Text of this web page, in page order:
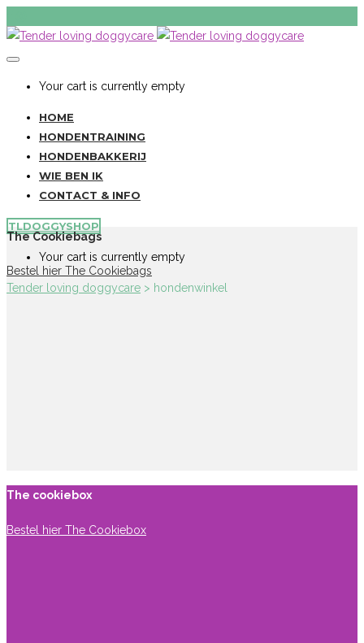
Your cart is currently empty
HOME
HONDENTRAINING
HONDENBAKKERIJ
WIE BEN IK
CONTACT & INFO
TLDOGGYSHOP
Your cart is currently empty
Tender loving doggycare > hondenwinkel
The Cookiebags
Bestel hier The Cookiebags
The cookiebox
Bestel hier The Cookiebox